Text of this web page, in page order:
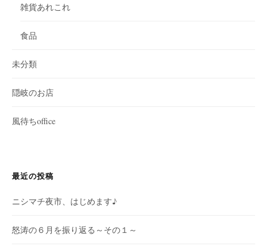
雑貨あれこれ
食品
未分類
隠岐のお店
風待ちoffice
最近の投稿
ニシマチ夜市、はじめます♪
怒涛の６月を振り返る～その１～